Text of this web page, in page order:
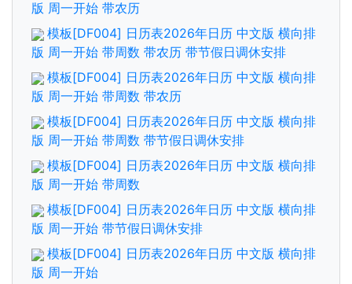
版 周一开始 带农历
模板[DF004] 日历表2026年日历 中文版 横向排
版 周一开始 带周数 带农历 带节假日调休安排
模板[DF004] 日历表2026年日历 中文版 横向排
版 周一开始 带周数 带农历
模板[DF004] 日历表2026年日历 中文版 横向排
版 周一开始 带周数 带节假日调休安排
模板[DF004] 日历表2026年日历 中文版 横向排
版 周一开始 带周数
模板[DF004] 日历表2026年日历 中文版 横向排
版 周一开始 带节假日调休安排
模板[DF004] 日历表2026年日历 中文版 横向排
版 周一开始